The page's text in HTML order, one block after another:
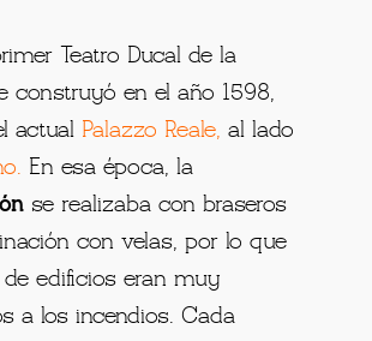
Teatro Ducal de la
construyó en el año 1598,
actual Palazzo Reale, al lado
. En esa época, la
se realizaba con braseros
con velas, por lo que
edificios eran muy
a los incendios. Cada